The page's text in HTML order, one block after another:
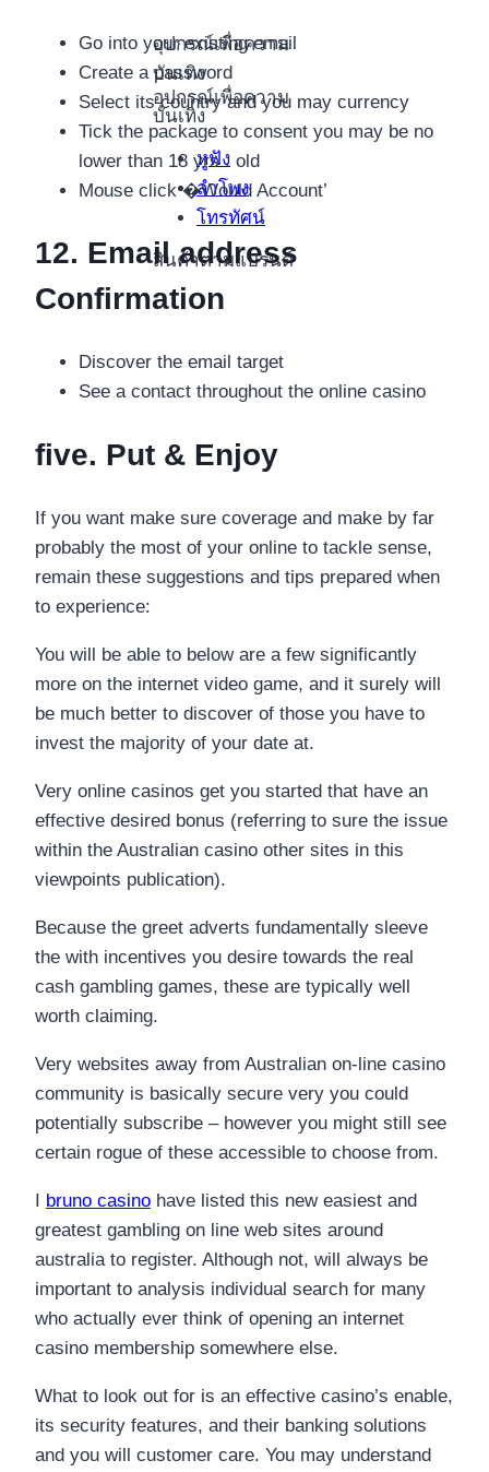
อุปกรณ์เพื่อความ
บันเทิง
อุปกรณ์เพื่อความ
บันเทิง
หูฟัง
ลำโพง
โทรทัศน์
สินค้าตามแบรนด์
Go into your existing email
Create a password
Select its country and you may currency
Tick the package to consent you may be no
lower than 18 yrs . old
Mouse click �Would Account’
12. Email address
Confirmation
Discover the email target
See a contact throughout the online casino
five. Put & Enjoy
If you want make sure coverage and make by far
probably the most of your online to tackle sense,
remain these suggestions and tips prepared when
to experience:
You will be able to below are a few significantly
more on the internet video game, and it surely will
be much better to discover of those you have to
invest the majority of your date at.
Very online casinos get you started that have an
effective desired bonus (referring to sure the issue
within the Australian casino other sites in this
viewpoints publication).
Because the greet adverts fundamentally sleeve
the with incentives you desire towards the real
cash gambling games, these are typically well
worth claiming.
Very websites away from Australian on-line casino
community is basically secure very you could
potentially subscribe – however you might still see
certain rogue of these accessible to choose from.
I bruno casino have listed this new easiest and
greatest gambling on line web sites around
australia to register. Although not, will always be
important to analysis individual search for many
who actually ever think of opening an internet
casino membership somewhere else.
What to look out for is an effective casino’s enable,
its security features, and their banking solutions
and you will customer care. You may understand